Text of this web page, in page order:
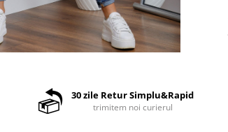
30 zile Retur Simplu&Rapid
trimitem noi curierul